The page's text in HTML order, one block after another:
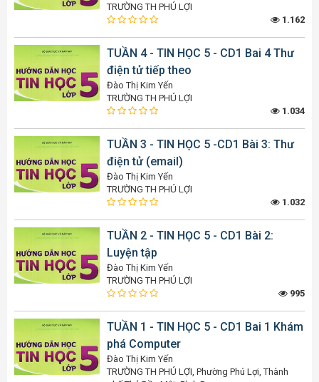
TRƯỜNG TH PHÚ LỢI
1.162
TUẦN 4 - TIN HỌC 5 - CD1 Bai 4 Thư
điện tử tiếp theo
Đào Thị Kim Yến
TRƯỜNG TH PHÚ LỢI
1.034
TUẦN 3 - TIN HỌC 5 -CD1 Bài 3: Thư
điện tử (email)
Đào Thị Kim Yến
TRƯỜNG TH PHÚ LỢI
1.032
TUẦN 2 - TIN HỌC 5 - CD1 Bài 2:
Luyện tập
Đào Thị Kim Yến
TRƯỜNG TH PHÚ LỢI
995
TUẦN 1 - TIN HỌC 5 - CD1 Bai 1 Khám
phá Computer
Đào Thị Kim Yến
TRƯỜNG TH PHÚ LỢI, Phường Phú Lợi, Thành